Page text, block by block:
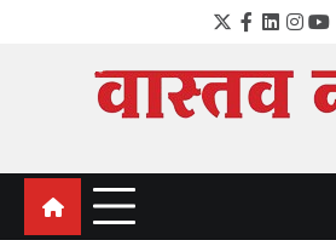
Twitter
Facebook
LinkedIn
a leading NEWS portal of